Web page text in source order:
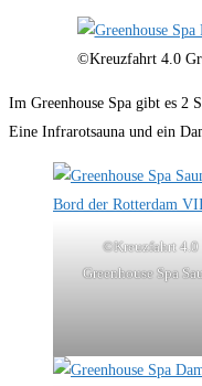
©Kreuzfahrt 4.0
Im Greenhouse Spa gibt es 2
Eine Infrarotsauna und ein
©Kreuzfahrt 4.0
Greenhouse Spa